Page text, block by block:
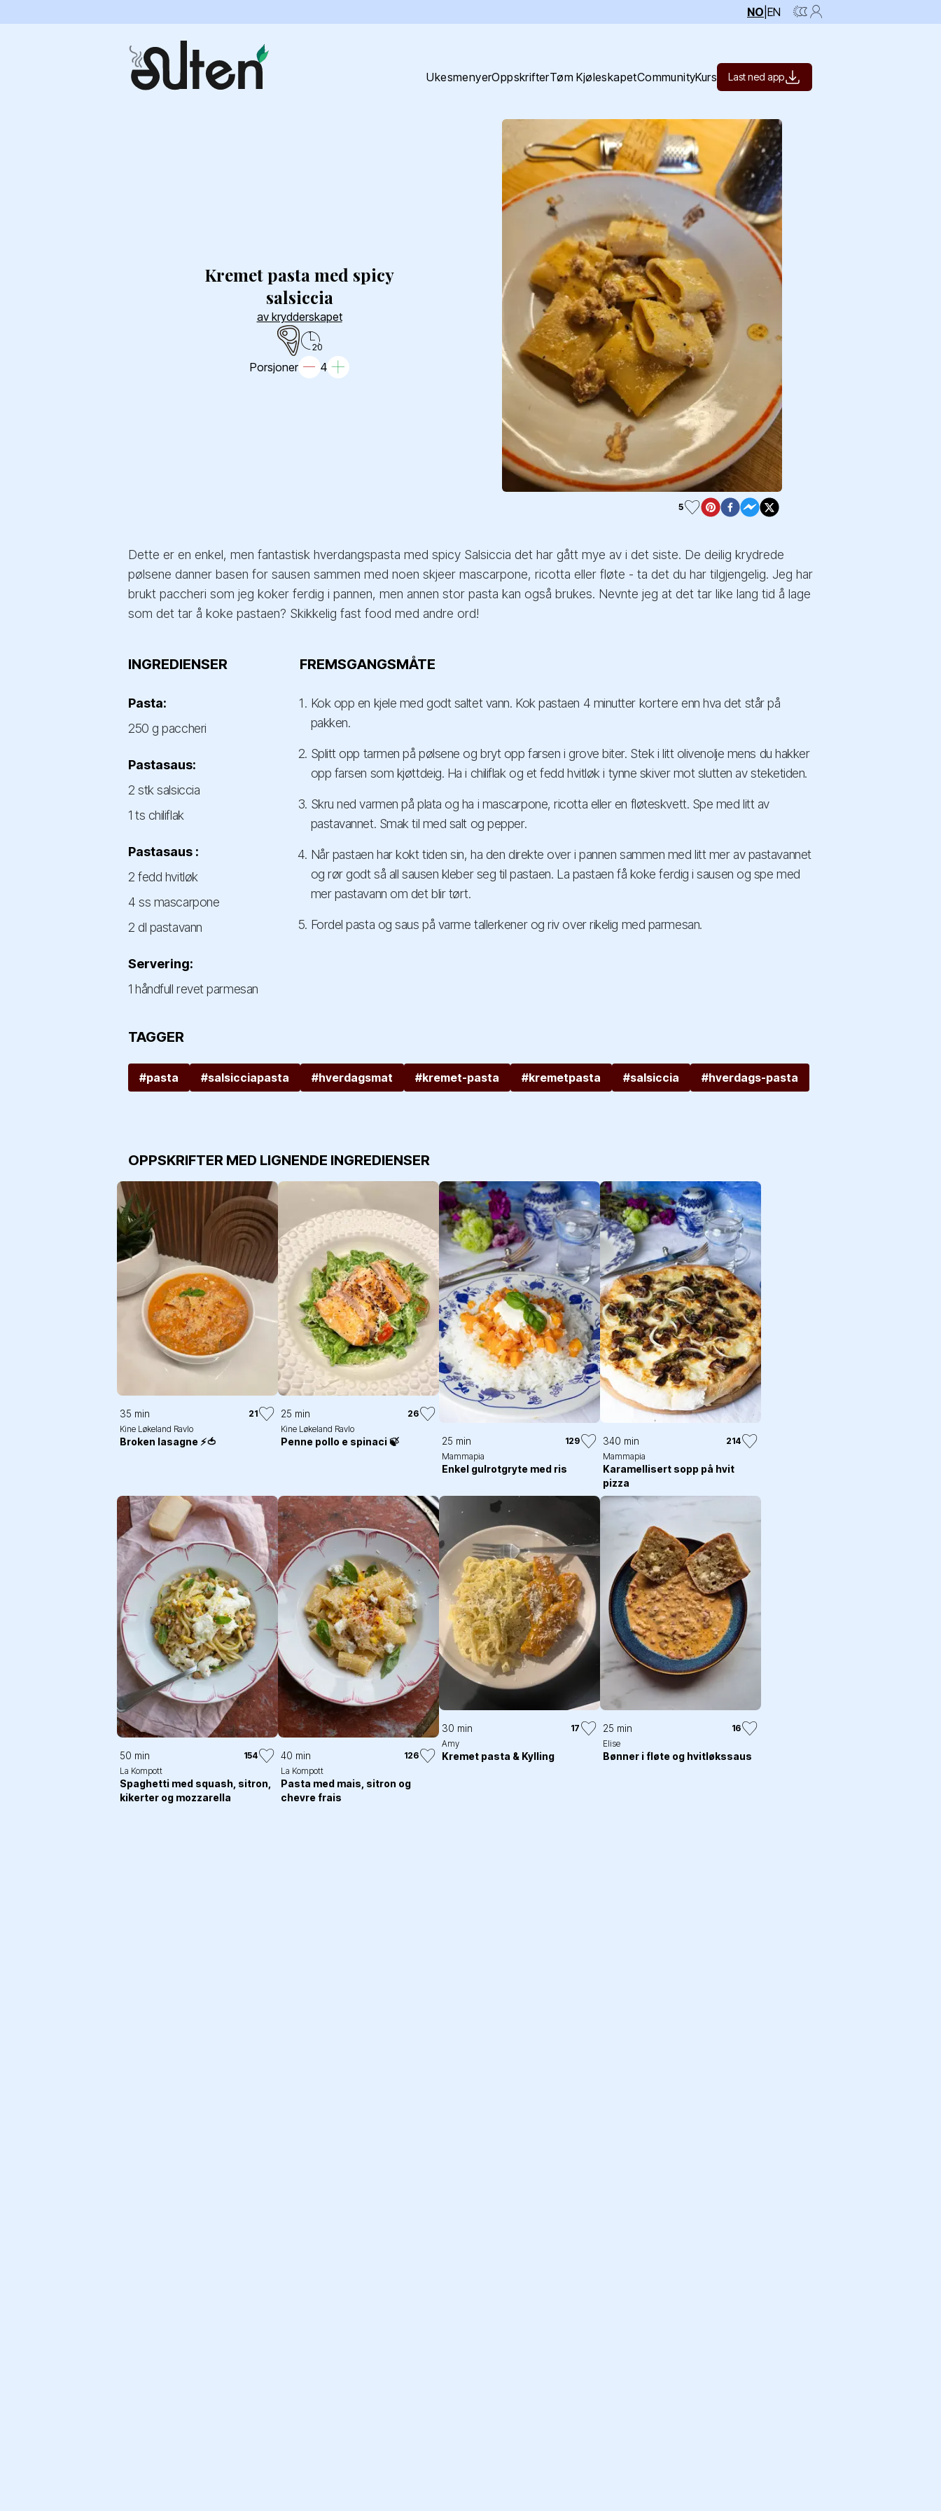
NO EN
UkesmenyerOppskrifterTøm KjøleskapetCommunityKurs Last ned app
Kremet pasta med spicy
salsiccia
av krydderskapet
20
Porsjoner 4
5
Dette er en enkel, men fantastisk hverdangspasta med spicy Salsiccia det har gått mye av i det siste. De deilig krydrede
pølsene danner basen for sausen sammen med noen skjeer mascarpone, ricotta eller fløte - ta det du har tilgjengelig. Jeg har
brukt paccheri som jeg koker ferdig i pannen, men annen stor pasta kan også brukes. Nevnte jeg at det tar like lang tid å lage
som det tar å koke pastaen? Skikkelig fast food med andre ord!
INGREDIENSER
Pasta:
250 g paccheri
Pastasaus:
2 stk salsiccia
1 ts chiliflak
Pastasaus :
2 fedd hvitløk
4 ss mascarpone
2 dl pastavann
Servering:
1 håndfull revet parmesan
FREMSGANGSMÅTE
Kok opp en kjele med godt saltet vann. Kok pastaen 4 minutter kortere enn hva det står på
pakken.
Splitt opp tarmen på pølsene og bryt opp farsen i grove biter. Stek i litt olivenolje mens du hakker
opp farsen som kjøttdeig. Ha i chiliflak og et fedd hvitløk i tynne skiver mot slutten av steketiden.
Skru ned varmen på plata og ha i mascarpone, ricotta eller en fløteskvett. Spe med litt av
pastavannet. Smak til med salt og pepper.
Når pastaen har kokt tiden sin, ha den direkte over i pannen sammen med litt mer av pastavannet
og rør godt så all sausen kleber seg til pastaen. La pastaen få koke ferdig i sausen og spe med
mer pastavann om det blir tørt.
Fordel pasta og saus på varme tallerkener og riv over rikelig med parmesan.
TAGGER
#pasta #salsicciapasta #hverdagsmat #kremet-pasta #kremetpasta #salsiccia #hverdags-pasta
OPPSKRIFTER MED LIGNENDE INGREDIENSER
35 min
21
Kine Løkeland Ravlo
Broken lasagne ⚡️🍅
25 min
26
Kine Løkeland Ravlo
Penne pollo e spinaci 🍃 25 min
129
Mammapia
Enkel gulrotgryte med ris
340 min
214
Mammapia
Karamellisert sopp på hvit
pizza
50 min
154
La Kompott
Spaghetti med squash, sitron,
kikerter og mozzarella
40 min
126
La Kompott
Pasta med mais, sitron og
chevre frais
30 min
17
Amy
Kremet pasta & Kylling
25 min
16
Elise
Bønner i fløte og hvitløkssaus